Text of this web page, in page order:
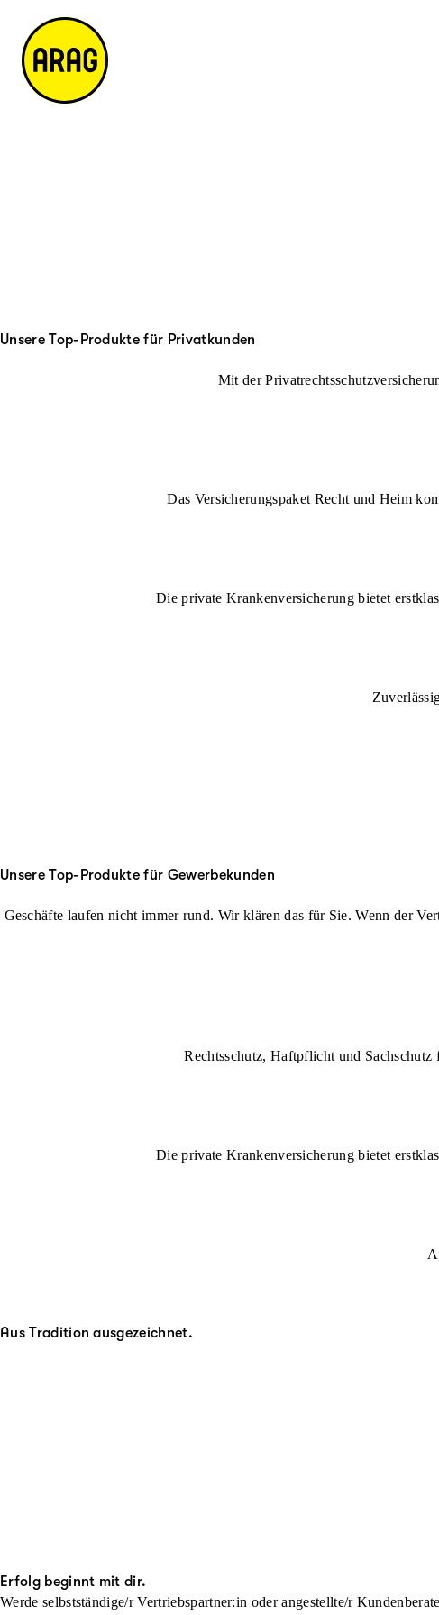
Unsere Top-Produkte für Privatkunden
Mit der
Das Versicherungspaket Recht und Heim
Die private Krankenversicherung bietet
Unsere Top-Produkte für Gewerbekunden
Geschäfte laufen nicht immer rund. Wir klären das für Sie. Wenn der
Rechtsschutz, Haftpflicht und
Die private Krankenversicherung bietet
Aus Tradition ausgezeichnet.
Erfolg beginnt mit dir.
Werde selbstständige/r Vertriebspartner:in oder angestellte/r